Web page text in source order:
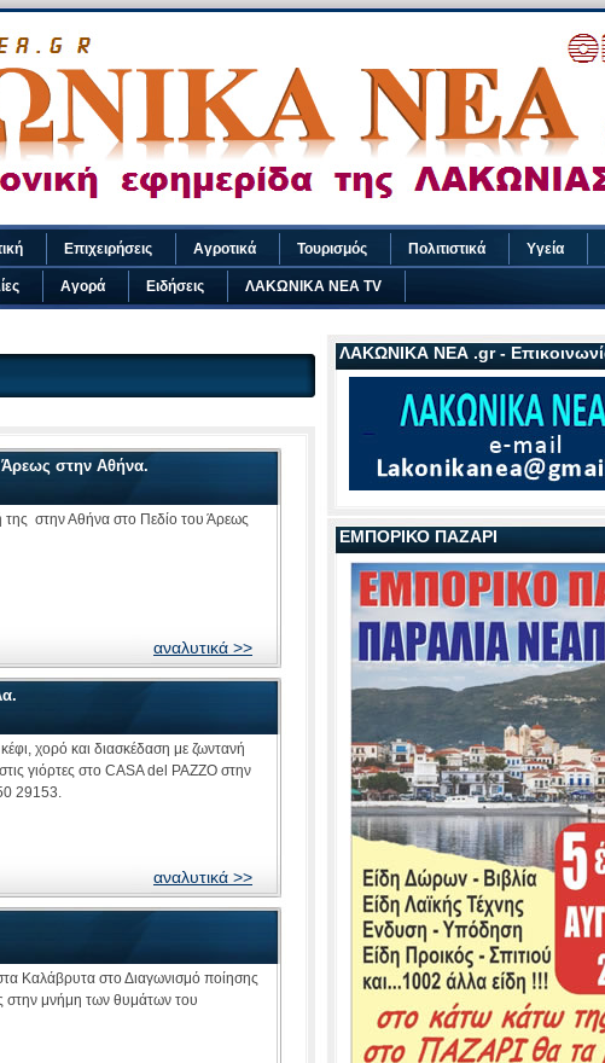
ΛΑΚΩΝΙΚΑ ΝΕΑ .gr -
ΕΜΠΟΡΙΚΟ ΠΑΖΑΡΙ
Άρεως στην Αθήνα.
της στην Αθήνα στο Πεδίο του Άρεως
αναλυτικά >>
χορό και διασκέδαση με ζωντανή
γιόρτες στο CASA del PAZZO στην
29153.
αναλυτικά >>
Καλάβρυτα στο Διαγωνισμό ποίησης
μνήμη των θυμάτων του
Επιχειρήσεις Αγροτικά Τουρισμός Πολιτιστικά Υγεία
Αγορά Ειδήσεις ΛΑΚΩΝΙΚΑ ΝΕΑ TV